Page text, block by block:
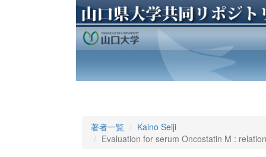
著者一覧
Kaino Seiji
Evaluation for serum Oncostatin M :